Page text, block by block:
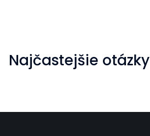
Najčastejšie otázky